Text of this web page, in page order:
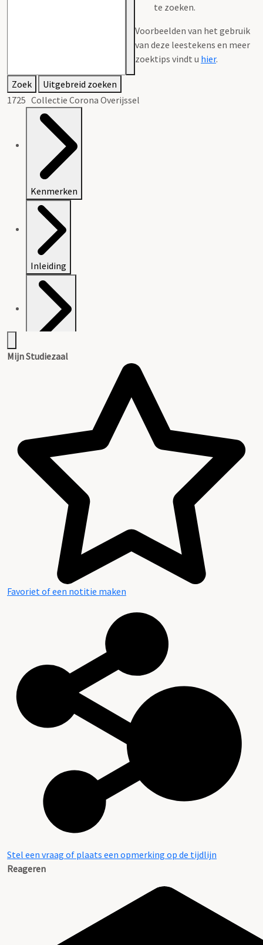
te zoeken.
Voorbeelden van het gebruik
van deze leestekens en meer
zoektips vindt u hier.
Zoek
Uitgebreid zoeken
1725 Collectie Corona Overijssel
Kenmerken
Inleiding
Mijn Studiezaal
Favoriet of een notitie maken
Stel een vraag of plaats een opmerking op de tijdlijn
Reageren